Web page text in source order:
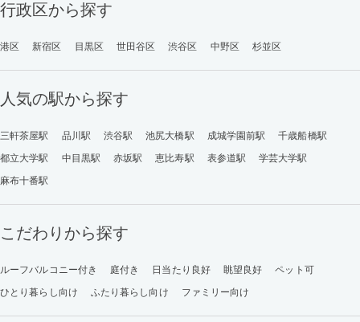
行政区から探す
港区 新宿区 目黒区 世田谷区 渋谷区 中野区 杉並区
人気の駅から探す
三軒茶屋駅 品川駅 渋谷駅 池尻大橋駅 成城学園前駅
千歳船橋駅
都立大学駅
中目黒駅 赤坂駅 恵比寿駅 表参道駅
学芸大学駅
麻布十番駅
こだわりから探す
ルーフバルコニー付き 庭付き 日当たり良好 眺望良好
ペット可
ひとり暮らし向け
ふたり暮らし向け ファミリー向け